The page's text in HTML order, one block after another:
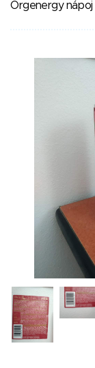
Orgenergy nápoj